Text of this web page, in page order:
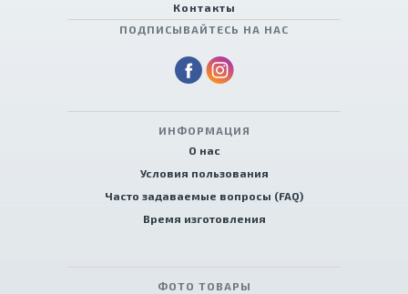
Контакты
ПОДПИСЫВАЙТЕСЬ НА НАС
ИНФОРМАЦИЯ
О нас
Условия пользования
Часто задаваемые вопросы (FAQ)
Время изготовления
ФОТО ТОВАРЫ